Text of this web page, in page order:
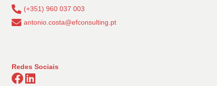
(+351) 960 037 003
antonio.costa@efconsulting.pt
Redes Sociais